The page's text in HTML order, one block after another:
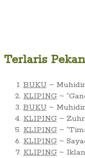
Terlaris
BUKU ~
KLIPING ~
BUKU ~
KLIPING ~
KLIPING ~
KLIPING ~
KLIPING ~